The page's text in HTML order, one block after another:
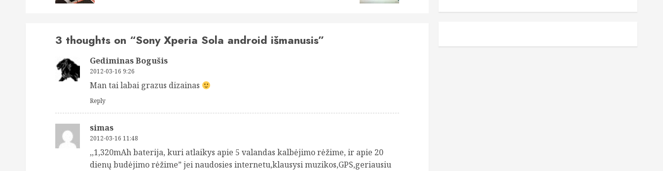
3 thoughts on “Sony Xperia Sola android išmanusis”
Gediminas Bogušis
2012-03-16 9:26
Man tai labai grazus dizainas
Reply
simas
2012-03-16 11:48
,,1,320mAh baterija, kuri atlaikys apie 5 valandas kalbėjimo rėžime, ir apie 20
dienų budėjimo rėžime” jei naudosies internetu,klausysi muzikos,GPS,geriausiu